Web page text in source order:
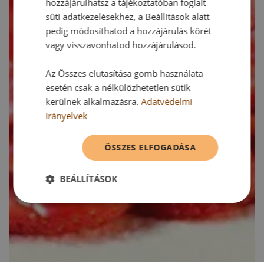
süti adatkezelésekhez, a Beállítások alatt
pedig módosíthatod a hozzájárulás körét
vagy visszavonhatod hozzájárulásod.
Az Összes elutasítása gomb használata
esetén csak a nélkülözhetetlen sütik
kerülnek alkalmazásra.Adatvédelmi
irányelvek
ÖSSZES ELFOGADÁSA
BEÁLLÍTÁSOK